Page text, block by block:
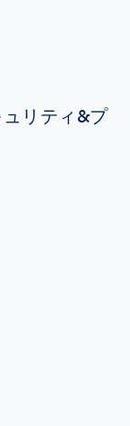
リティ&プ